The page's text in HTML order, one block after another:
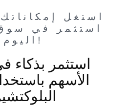
استغل
استثمر في
اليوم!
استثمر
الأسهم